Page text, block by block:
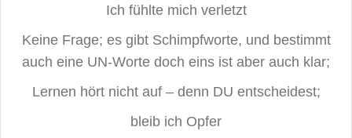
Ich fühlte mich verletzt
Keine Frage; es gibt Schimpfworte, und bestimmt
auch eine UN-Worte doch eins ist aber auch klar;
Lernen hört nicht auf – denn DU entscheidest;
bleib ich Opfer